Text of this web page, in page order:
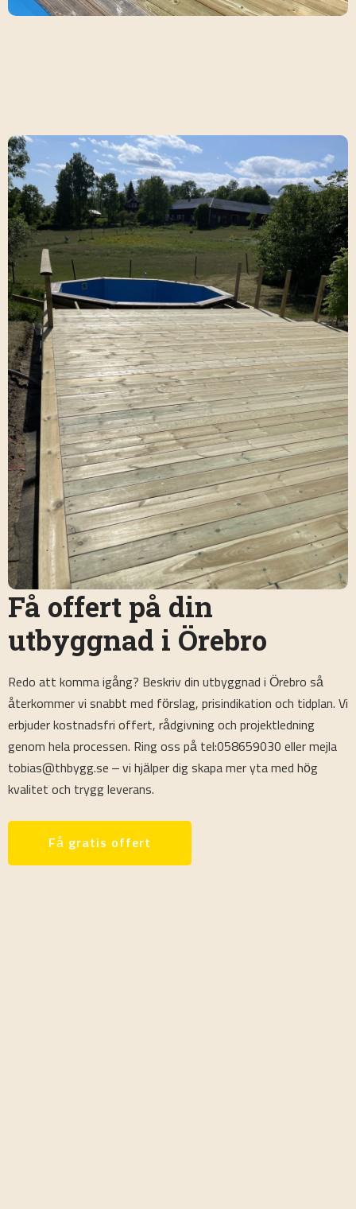
Få offert på din
utbyggnad i Örebro
Redo att komma igång? Beskriv din utbyggnad i Örebro så
återkommer vi snabbt med förslag, prisindikation och tidplan. Vi
erbjuder kostnadsfri offert, rådgivning och projektledning
genom hela processen. Ring oss på tel:058659030 eller mejla
tobias@thbygg.se – vi hjälper dig skapa mer yta med hög
kvalitet och trygg leverans.
Få gratis offert